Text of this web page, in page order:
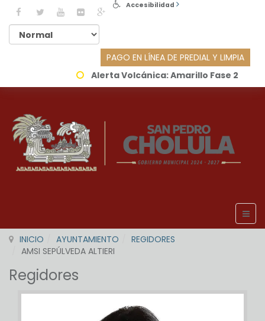
Accesibilidad
PAGO EN LÍNEA DE PREDIAL Y LIMPIA
Alerta Volcánica:Amarillo Fase 2
INICIO AYUNTAMIENTO
REGIDORES
AMSI SEPÚLVEDA ALTIERI
Regidores